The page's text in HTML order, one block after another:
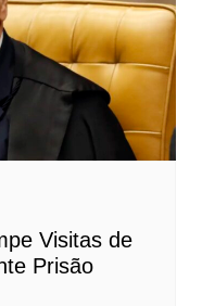
Visitas de
Prisão